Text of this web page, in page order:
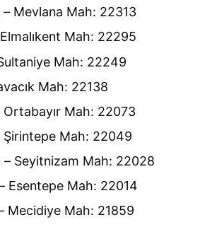
Mevlana Mah: 22313
Mah: 22295
Mah: 22249
Mah: 22138
Ortabayır Mah: 22073
Şirintepe Mah: 22049
– Seyitnizam Mah: 22028
Esentepe Mah: 22014
Mecidiye Mah: 21859